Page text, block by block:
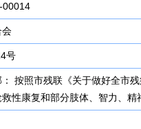
00014
会
号
按照市残联《关于做好全市
性康复和部分肢体、智力、精